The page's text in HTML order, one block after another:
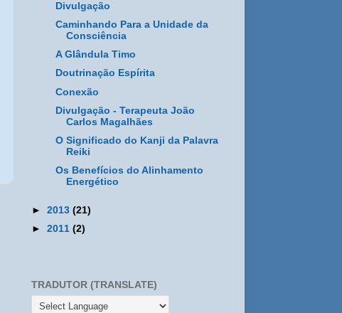
Divulgação
Caminhando Para a Unidade da
Consciência
A Glândula Timo
Doutrinação Espírita
Conexão
Divulgação - Terapeuta João
Carlos Magalhães
O Significado do Kanji da Palavra
Reiki
Os Benefícios do Alinhamento
Energético
► 2013 (21)
► 2011 (2)
TRADUTOR (TRANSLATE)